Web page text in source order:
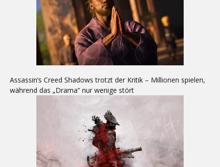
Assassin’s Creed Shadows trotzt der Kritik – Millionen spielen,
während das „Drama“ nur wenige stört